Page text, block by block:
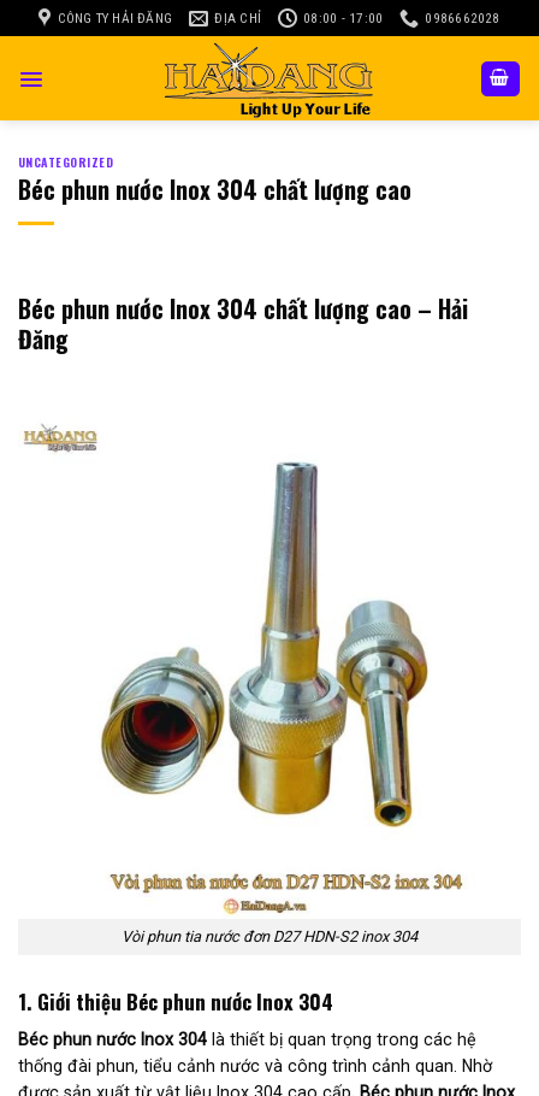
to
CÔNG TY HẢI ĐĂNG ĐỊA CHỈ 08:00 - 17:00 0986662028
UNCATEGORIZED
Béc phun nước Inox 304 chất lượng cao
Béc phun nước Inox 304 chất lượng cao – Hải
Đăng
Vòi phun tia nước đơn D27 HDN-S2 inox 304
1. Giới thiệu Béc phun nước Inox 304
Béc phun nước Inox 304 là thiết bị quan trọng trong các hệ
thống đài phun, tiểu cảnh nước và công trình cảnh quan. Nhờ